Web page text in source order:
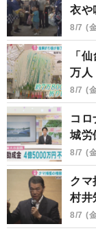
衣や
8/7 (
「
万人
8/7 (
コ
城労
8/7 (
ク
村井
8/7 (